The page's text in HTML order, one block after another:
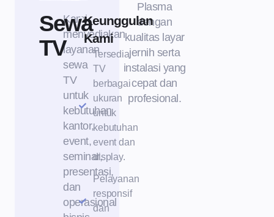
Sewa
TV
Kami
menyediakan
layanan
sewa
TV
untuk
kebutuhan
kantor,
event,
seminar,
presentasi,
dan
operasional
Keunggulan
Kami
Tersedia
TV
berbagai
ukuran
untuk
kebutuhan
event dan
display.
Pelayanan
responsif
dan
Plasma
dengan
kualitas layar
jernih serta
instalasi yang
cepat dan
profesional.